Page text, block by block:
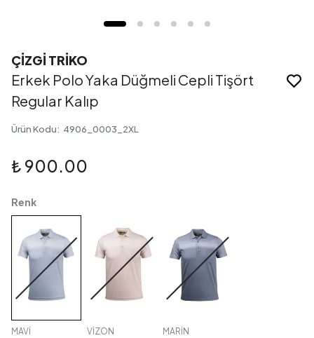
ÇİZGİ TRİKO
Erkek Polo Yaka Düğmeli Cepli Tişört
Regular Kalıp
Ürün Kodu: 4906_0003_2XL
₺ 900.00
Renk
MAVİ VİZON MARİN